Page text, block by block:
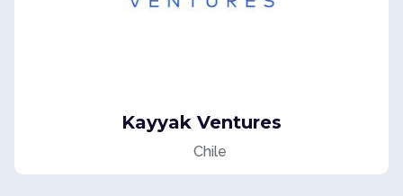
Kayyak Ventures
Chile